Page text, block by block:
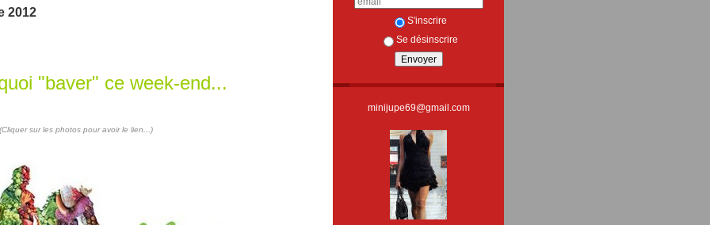
S'inscrire
Se désinscrire
minijupe69@gmail.com
2012
"baver" ce week-end...
(Cliquer sur les photos pour avoir le lien...)